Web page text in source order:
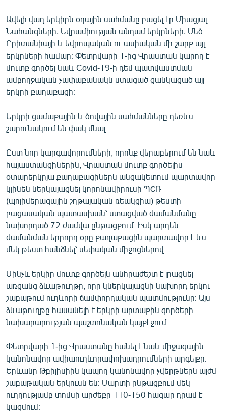
«Ազատության» բոլոր կայքերը
Ավելի վաղ երկիրն օդային սահմանը բացել էր Միացյալ
Նահանգների, Եվրամիության անդամ երկրների, Մեծ
Բրիտանիայի և եվրոպական ու ասիական մի շարք այլ
երկրների համար։ Փետրվարի 1-ից Վրաստան կարող է
մուտք գործել նաև Covid-19-ի դեմ պատվաստման
ամբողջական չափաքանակն ստացած ցանկացած այլ
երկրի քաղաքացի։
Երկրի ցամաքային և ծովային սահմանները դեռևս
շարունակում են փակ մնալ։
Ըստ նոր կարգավորումների, որոնք վերաբերում են նաև
հայաստանցիներին, Վրաստան մուտք գործելիս
օտարերկրյա քաղաքացիներն անցակետում պարտավոր
կլինեն ներկայացնել կորոնավիրուսի ՊՇՌ
(պոլիմերազային շղթայական ռեակցիա) թեստի
բացասական պատասխան՝ ստացված ժամանմանը
նախորդած 72 ժամվա ընթացքում։ Իսկ արդեն
ժամանման երրորդ օրը քաղաքացին պարտավոր է ևս
մեկ թեստ հանձնել՝ սեփական միջոցներով։
Մինչև երկիր մուտք գործելն անհրաժեշտ է լրացնել
առցանց ձևաթուղթը, որը կներկայացնի նախորդ երկու
շաբաթում ուղևորի ճամփորդական պատմությունը։ Այս
ձևաթուղթը հասանելի է երկրի արտաքին գործերի
նախարարության պաշտոնական կայքէջում։
Փետրվարի 1-ից Վրաստանը հանել է նաև միջագային
կանոնավոր ավիաուղևորափոխադրումների արգելքը։
Երևանը Թբիլիսիին կապող կանոնավոր չվերթներն այժմ
շաբաթական երկուսն են։ Մարտի ընթացքում մեկ
ուղղությամբ տոմսի արժեքը 110-150 հազար դրամ է
կազմում։